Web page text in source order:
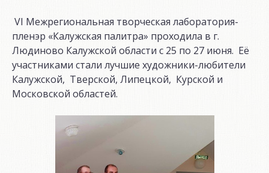
VI Межрегиональная творческая лаборатория-
пленэр «Калужская палитра» проходила в г.
Людиново Калужской области с 25 по 27 июня. Её
участниками стали лучшие художники-любители
Калужской, Тверской, Липецкой, Курской и
Московской областей.